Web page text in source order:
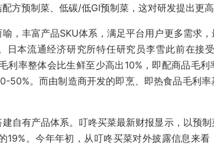
方预制菜、低碳/低GI预制菜，这对研发提出更高
，丰富产品SKU体系，满足平台用户更多需求
日本流通经济研究所特任研究员李雪此前在接
利率整体会比生鲜至少高出10%，即配商品毛利
50%。而由制造商开发的即烹、即热食品毛利
自有产品体系。叮咚买菜最新财报显示，以预
19%。今年年初，从叮咚买菜对外披露信息来看